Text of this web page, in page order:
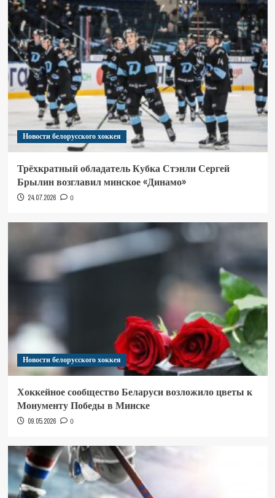
Новости белорусского хоккея
Трёхкратный обладатель Кубка Стэнли Сергей
Брылин возглавил минское «Динамо»
24.07.2026 0
Новости белорусского хоккея
Хоккейное сообщество Беларуси возложило цветы к
Монументу Победы в Минске
09.05.2026 0